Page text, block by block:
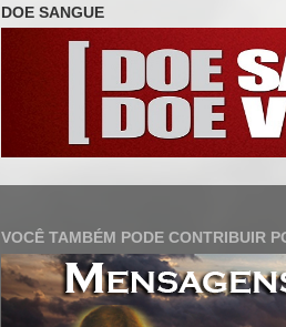
DOE SANGUE
VOCÊ TAMBÉM PODE CONTRIBUIR